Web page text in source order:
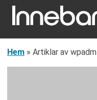
Hem » Artiklar av wpadm